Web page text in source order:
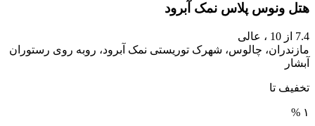
هتل ونوس پلاس نمک آبرود
7.4 از 10 ،
عالی
مازندران، چالوس، شهرک توریستی نمک آبرود، روبه روی رستوران
آبشار
تخفیف تا
۱ %